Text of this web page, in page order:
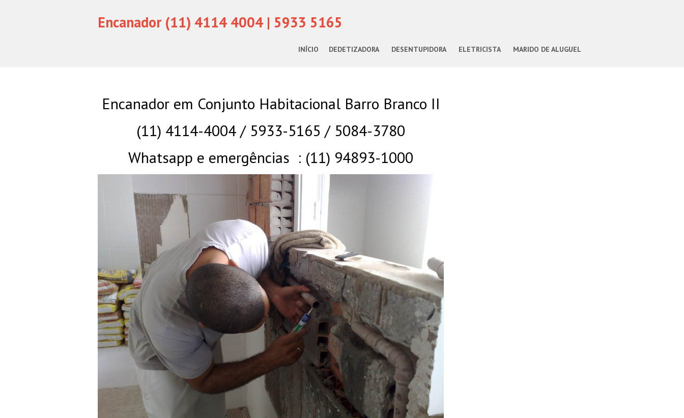
Encanador (11) 4114 4004 | 5933 5165
INÍCIO DEDETIZADORA DESENTUPIDORA ELETRICISTA MARIDO DE ALUGUEL
Encanador em Conjunto Habitacional Barro Branco II
(11) 4114-4004 / 5933-5165 / 5084-3780
Whatsapp e emergências : (11) 94893-1000